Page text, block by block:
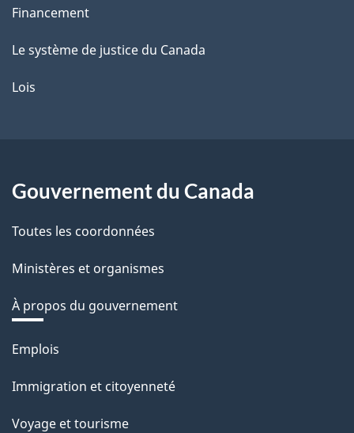
Financement
Le système de justice du Canada
Lois
Gouvernement du Canada
Toutes les coordonnées
Ministères et organismes
À propos du gouvernement
Thèmes
sujets
Emplois
Immigration et citoyenneté
Voyage et tourisme